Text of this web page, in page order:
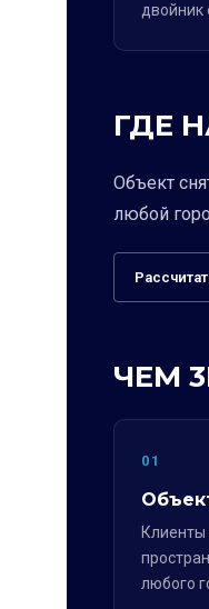
двойник
ГДЕ
Объект
любой
ЧЕМ
01
любого